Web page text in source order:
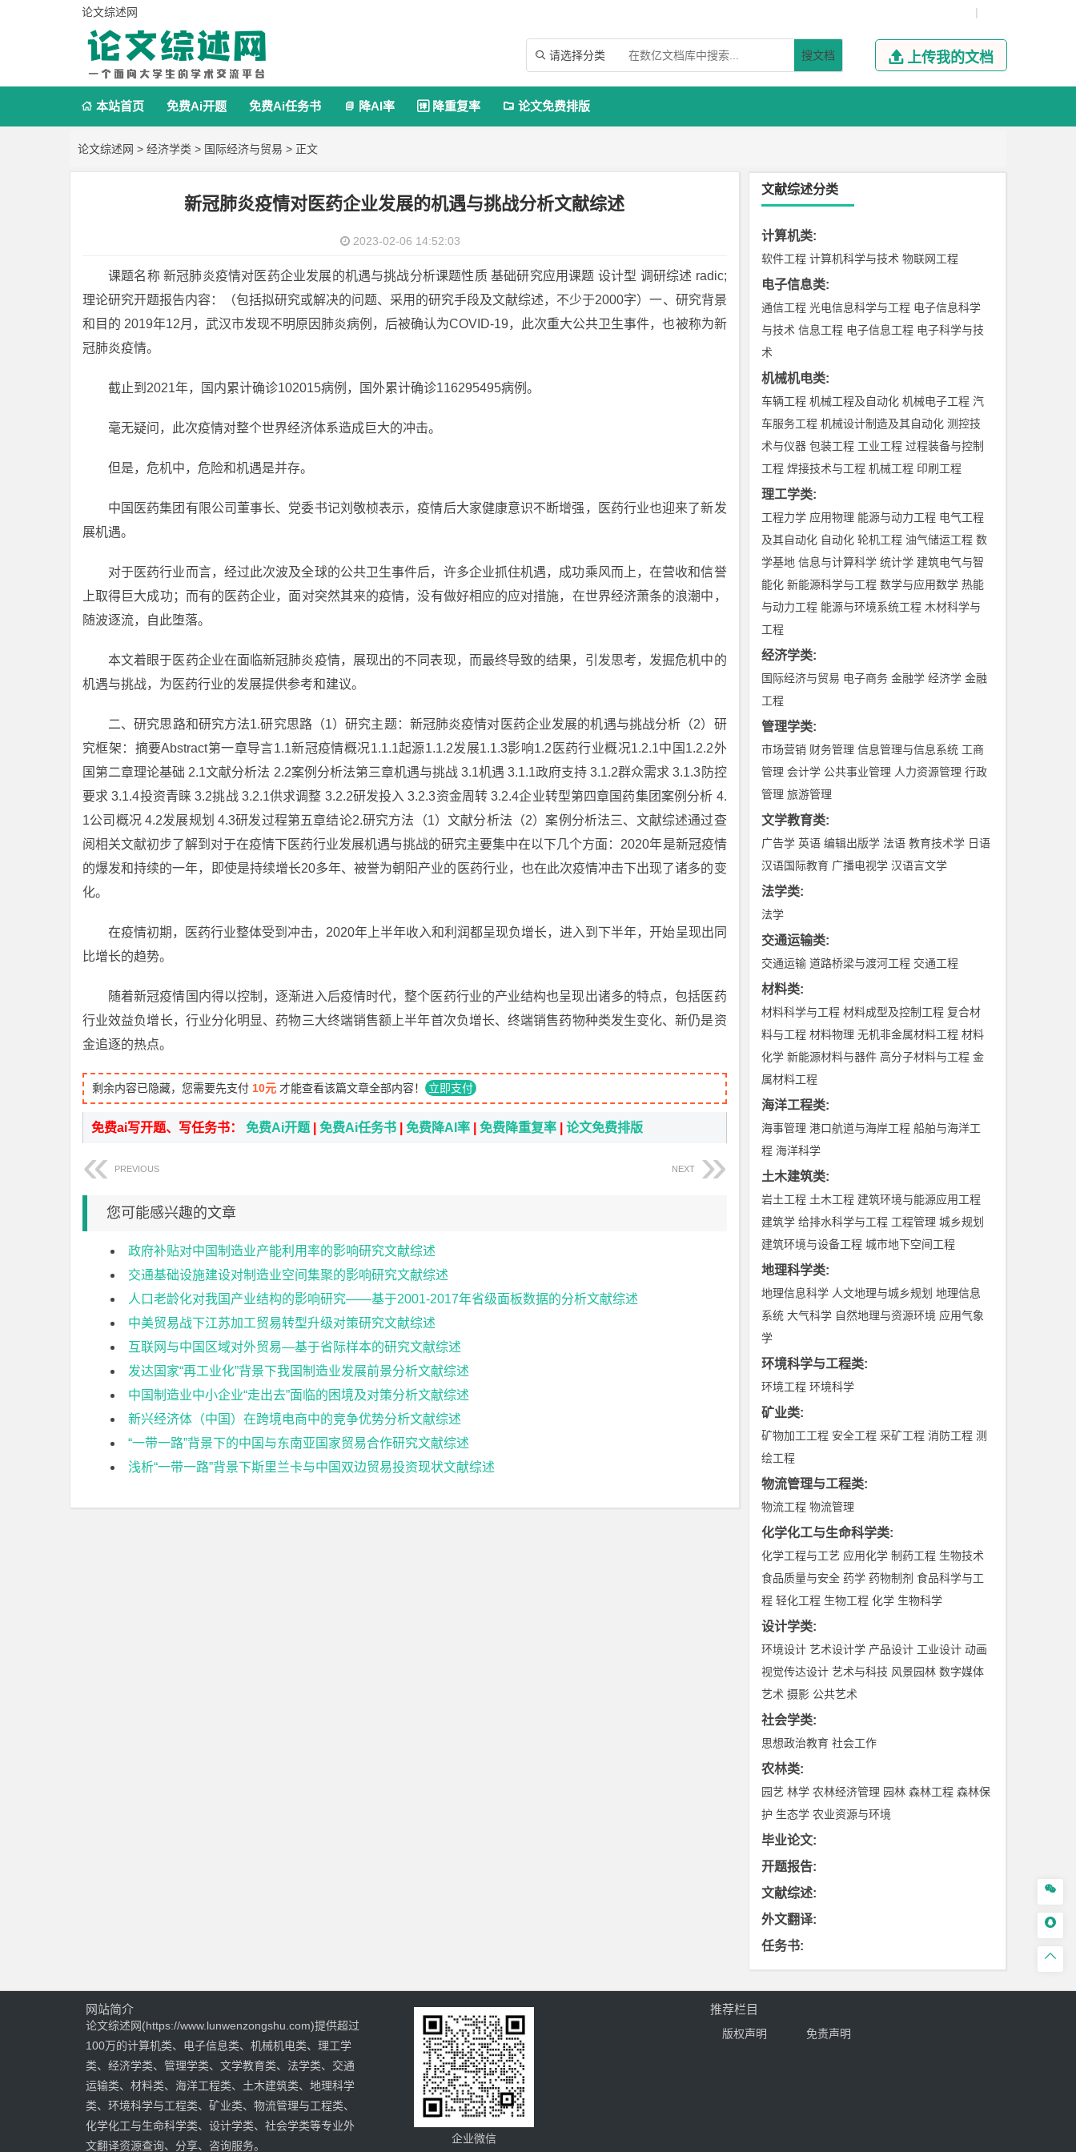
论文综述网 |
 请选择分类 搜文档  上传我的文档
 本站首页 免费Ai开题 免费Ai任务书  降AI率  降重复率  论文免费排版
论文综述网 > 经济学类 > 国际经济与贸易 > 正文
新冠肺炎疫情对医药企业发展的机遇与挑战分析文献综述
2023-02-06 14:52:03
课题名称 新冠肺炎疫情对医药企业发展的机遇与挑战分析课题性质 基础研究应用课题 设计型 调研综述 radic;
理论研究开题报告内容：（包括拟研究或解决的问题、采用的研究手段及文献综述，不少于2000字）一、研究背景
和目的 2019年12月，武汉市发现不明原因肺炎病例，后被确认为COVID-19，此次重大公共卫生事件，也被称为新
冠肺炎疫情。
截止到2021年，国内累计确诊102015病例，国外累计确诊116295495病例。
毫无疑问，此次疫情对整个世界经济体系造成巨大的冲击。
但是，危机中，危险和机遇是并存。
中国医药集团有限公司董事长、党委书记刘敬桢表示，疫情后大家健康意识不断增强，医药行业也迎来了新发
展机遇。
对于医药行业而言，经过此次波及全球的公共卫生事件后，许多企业抓住机遇，成功乘风而上，在营收和信誉
上取得巨大成功；而有的医药企业，面对突然其来的疫情，没有做好相应的应对措施，在世界经济萧条的浪潮中，
随波逐流，自此堕落。
本文着眼于医药企业在面临新冠肺炎疫情，展现出的不同表现，而最终导致的结果，引发思考，发掘危机中的
机遇与挑战，为医药行业的发展提供参考和建议。
二、研究思路和研究方法1.研究思路（1）研究主题：新冠肺炎疫情对医药企业发展的机遇与挑战分析（2）研
究框架：摘要Abstract第一章导言1.1新冠疫情概况1.1.1起源1.1.2发展1.1.3影响1.2医药行业概况1.2.1中国1.2.2外
国第二章理论基础 2.1文献分析法 2.2案例分析法第三章机遇与挑战 3.1机遇 3.1.1政府支持 3.1.2群众需求 3.1.3防控
要求 3.1.4投资青睐 3.2挑战 3.2.1供求调整 3.2.2研发投入 3.2.3资金周转 3.2.4企业转型第四章国药集团案例分析 4.
1公司概况 4.2发展规划 4.3研发过程第五章结论2.研究方法（1）文献分析法（2）案例分析法三、文献综述通过查
阅相关文献初步了解到对于在疫情下医药行业发展机遇与挑战的研究主要集中在以下几个方面：2020年是新冠疫情
的爆发和持续的一年，即使是持续增长20多年、被誉为朝阳产业的医药行业，也在此次疫情冲击下出现了诸多的变
化。
在疫情初期，医药行业整体受到冲击，2020年上半年收入和利润都呈现负增长，进入到下半年，开始呈现出同
比增长的趋势。
随着新冠疫情国内得以控制，逐渐进入后疫情时代，整个医药行业的产业结构也呈现出诸多的特点，包括医药
行业效益负增长，行业分化明显、药物三大终端销售额上半年首次负增长、终端销售药物种类发生变化、新仍是资
金追逐的热点。
剩余内容已隐藏，您需要先支付 10元 才能查看该篇文章全部内容！ 立即支付
免费ai写开题、写任务书： 免费Ai开题 免费Ai任务书 免费降AI率 免费降重复率 论文免费排版
PREVIOUS NEXT
您可能感兴趣的文章
政府补贴对中国制造业产能利用率的影响研究文献综述
交通基础设施建设对制造业空间集聚的影响研究文献综述
人口老龄化对我国产业结构的影响研究——基于2001-2017年省级面板数据的分析文献综述
中美贸易战下江苏加工贸易转型升级对策研究文献综述
互联网与中国区域对外贸易—基于省际样本的研究文献综述
发达国家“再工业化”背景下我国制造业发展前景分析文献综述
中国制造业中小企业“走出去”面临的困境及对策分析文献综述
新兴经济体（中国）在跨境电商中的竞争优势分析文献综述
“一带一路”背景下的中国与东南亚国家贸易合作研究文献综述
浅析“一带一路”背景下斯里兰卡与中国双边贸易投资现状文献综述
文献综述分类
计算机类:
软件工程 计算机科学与技术 物联网工程
电子信息类:
通信工程 光电信息科学与工程 电子信息科学
与技术 信息工程 电子信息工程 电子科学与技
术
机械机电类:
车辆工程 机械工程及自动化 机械电子工程 汽
车服务工程 机械设计制造及其自动化 测控技
术与仪器 包装工程 工业工程 过程装备与控制
工程 焊接技术与工程 机械工程 印刷工程
理工学类:
工程力学 应用物理 能源与动力工程 电气工程
及其自动化 自动化 轮机工程 油气储运工程 数
学基地 信息与计算科学 统计学 建筑电气与智
能化 新能源科学与工程 数学与应用数学 热能
与动力工程 能源与环境系统工程 木材科学与
工程
经济学类:
国际经济与贸易 电子商务 金融学 经济学 金融
工程
管理学类:
市场营销 财务管理 信息管理与信息系统 工商
管理 会计学 公共事业管理 人力资源管理 行政
管理 旅游管理
文学教育类:
广告学 英语 编辑出版学 法语 教育技术学 日语
汉语国际教育 广播电视学 汉语言文学
法学类:
法学
交通运输类:
交通运输 道路桥梁与渡河工程 交通工程
材料类:
材料科学与工程 材料成型及控制工程 复合材
料与工程 材料物理 无机非金属材料工程 材料
化学 新能源材料与器件 高分子材料与工程 金
属材料工程
海洋工程类:
海事管理 港口航道与海岸工程 船舶与海洋工
程 海洋科学
土木建筑类:
岩土工程 土木工程 建筑环境与能源应用工程
建筑学 给排水科学与工程 工程管理 城乡规划
建筑环境与设备工程 城市地下空间工程
地理科学类:
地理信息科学 人文地理与城乡规划 地理信息
系统 大气科学 自然地理与资源环境 应用气象
学
环境科学与工程类:
环境工程 环境科学
矿业类:
矿物加工工程 安全工程 采矿工程 消防工程 测
绘工程
物流管理与工程类:
物流工程 物流管理
化学化工与生命科学类:
化学工程与工艺 应用化学 制药工程 生物技术
食品质量与安全 药学 药物制剂 食品科学与工
程 轻化工程 生物工程 化学 生物科学
设计学类:
环境设计 艺术设计学 产品设计 工业设计 动画
视觉传达设计 艺术与科技 风景园林 数字媒体
艺术 摄影 公共艺术
社会学类:
思想政治教育 社会工作
农林类:
园艺 林学 农林经济管理 园林 森林工程 森林保
护 生态学 农业资源与环境
毕业论文:
开题报告:
文献综述:
外文翻译:
任务书:



网站简介
论文综述网(https://www.lunwenzongshu.com)提供超过
100万的计算机类、电子信息类、机械机电类、理工学
类、经济学类、管理学类、文学教育类、法学类、交通
运输类、材料类、海洋工程类、土木建筑类、地理科学
类、环境科学与工程类、矿业类、物流管理与工程类、
化学化工与生命科学类、设计学类、社会学类等专业外
文翻译资源查询、分享、咨询服务。
企业微信
推荐栏目
版权声明 免责声明